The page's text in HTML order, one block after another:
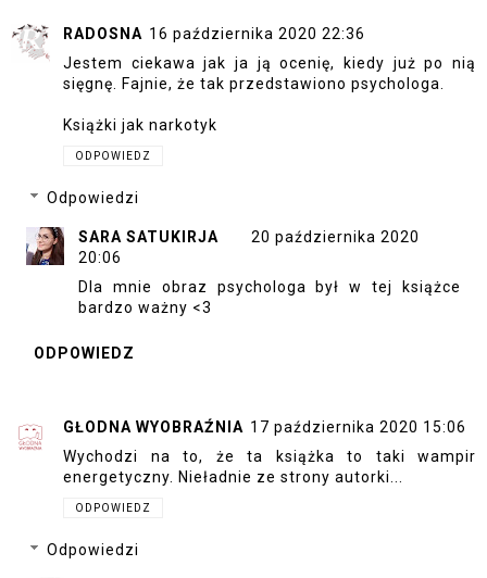
RADOSNA 16 października 2020 22:36
Jestem ciekawa jak ja ją ocenię, kiedy już po nią
sięgnę. Fajnie, że tak przedstawiono psychologa.
Książki jak narkotyk
ODPOWIEDZ
Odpowiedzi
SARA SATUKIRJA
20 października 2020
20:06
Dla mnie obraz psychologa był w tej książce
bardzo ważny <3
ODPOWIEDZ
GŁODNA WYOBRAŹNIA 17 października 2020 15:06
Wychodzi na to, że ta książka to taki wampir
energetyczny. Nieładnie ze strony autorki...
ODPOWIEDZ
Odpowiedzi